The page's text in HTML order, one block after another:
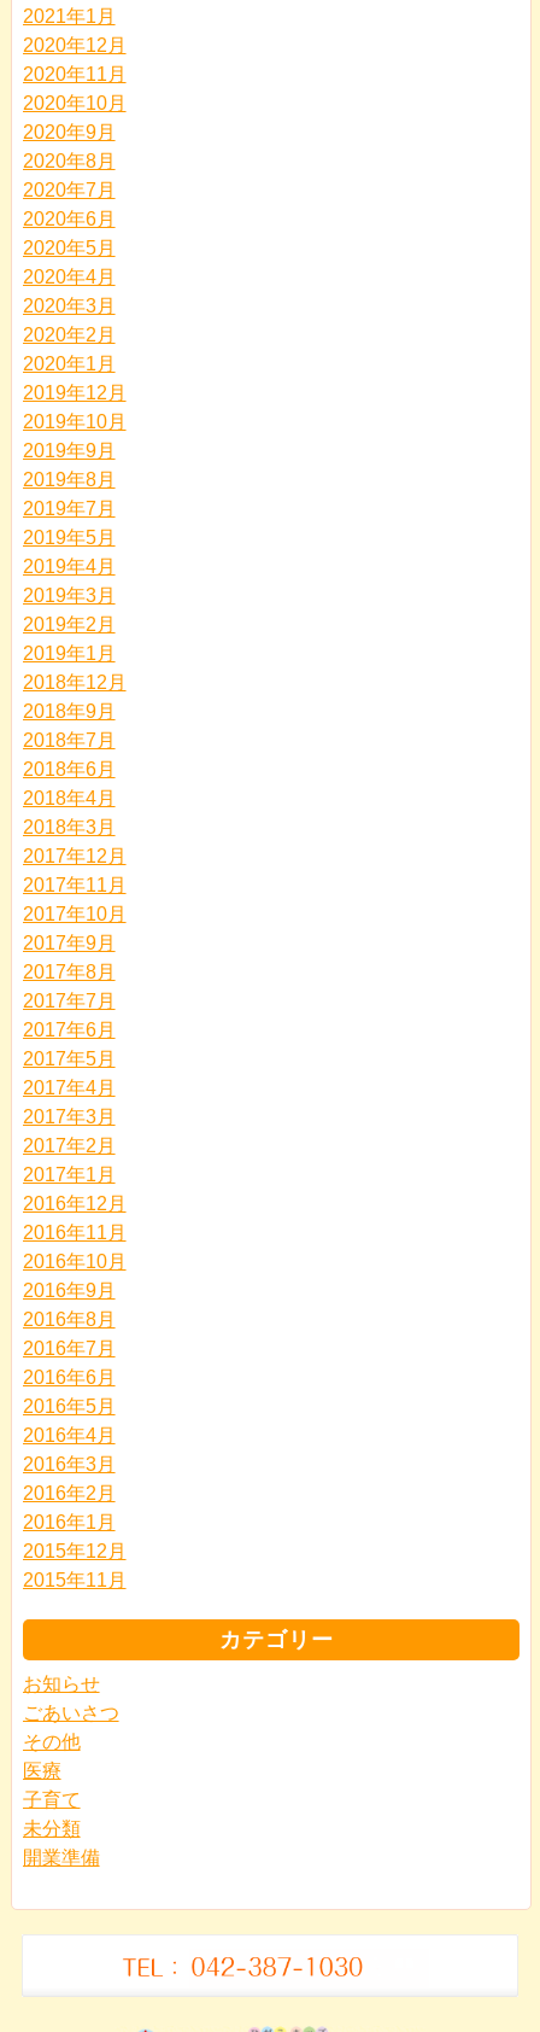
2021年1月
2020年12月
2020年11月
2020年10月
2020年9月
2020年8月
2020年7月
2020年6月
2020年5月
2020年4月
2020年3月
2020年2月
2020年1月
2019年12月
2019年10月
2019年9月
2019年8月
2019年7月
2019年5月
2019年4月
2019年3月
2019年2月
2019年1月
2018年12月
2018年9月
2018年7月
2018年6月
2018年4月
2018年3月
2017年12月
2017年11月
2017年10月
2017年9月
2017年8月
2017年7月
2017年6月
2017年5月
2017年4月
2017年3月
2017年2月
2017年1月
2016年12月
2016年11月
2016年10月
2016年9月
2016年8月
2016年7月
2016年6月
2016年5月
2016年4月
2016年3月
2016年2月
2016年1月
2015年12月
2015年11月
カテゴリー
お知らせ
ごあいさつ
その他
医療
子育て
未分類
開業準備